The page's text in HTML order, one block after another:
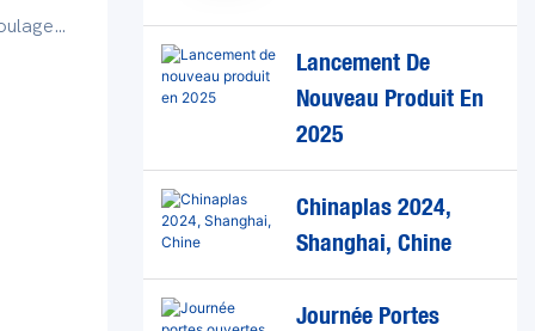
Lancement De
Nouveau Produit En
2025
Chinaplas 2024,
Shanghai, Chine
Journée Portes